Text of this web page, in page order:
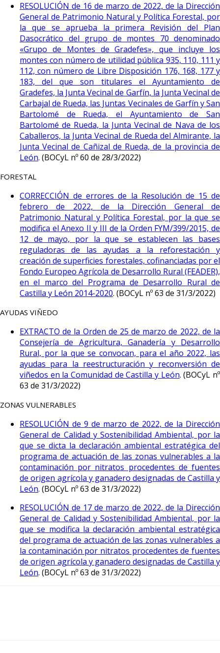
RESOLUCIÓN de 16 de marzo de 2022, de la Dirección
General de Patrimonio Natural y Política Forestal, por
la que se aprueba la primera Revisión del Plan
Dasocrático del grupo de montes 70 denominado
«Grupo de Montes de Gradefes», que incluye los
montes con número de utilidad pública 935, 110, 111 y
112, con número de Libre Disposición 176, 168, 177 y
183, del que son titulares el Ayuntamiento de
Gradefes, la Junta Vecinal de Garfín, la Junta Vecinal de
Carbajal de Rueda, las Juntas Vecinales de Garfín y San
Bartolomé de Rueda, el Ayuntamiento de San
Bartolomé de Rueda, la Junta Vecinal de Nava de los
Caballeros, la Junta Vecinal de Rueda del Almirante, la
Junta Vecinal de Cañizal de Rueda, de la provincia de
León. (BOCyL nº 60 de 28/3/2022)
FORESTAL
CORRECCIÓN de errores de la Resolución de 15 de
febrero de 2022, de la Dirección General de
Patrimonio Natural y Política Forestal, por la que se
modifica el Anexo II y III de la Orden FYM/399/2015, de
12 de mayo, por la que se establecen las bases
reguladoras de las ayudas a la reforestación y
creación de superficies forestales, cofinanciadas por el
Fondo Europeo Agrícola de Desarrollo Rural (FEADER),
en el marco del Programa de Desarrollo Rural de
Castilla y León 2014-2020. (BOCyL nº 63 de 31/3/2022)
AYUDAS VIÑEDO
EXTRACTO de la Orden de 25 de marzo de 2022, de la
Consejería de Agricultura, Ganadería y Desarrollo
Rural, por la que se convocan, para el año 2022, las
ayudas para la reestructuración y reconversión de
viñedos en la Comunidad de Castilla y León. (BOCyL nº
63 de 31/3/2022)
ZONAS VULNERABLES
RESOLUCIÓN de 9 de marzo de 2022, de la Dirección
General de Calidad y Sostenibilidad Ambiental, por la
que se dicta la declaración ambiental estratégica del
programa de actuación de las zonas vulnerables a la
contaminación por nitratos procedentes de fuentes
de origen agrícola y ganadero designadas de Castilla y
León. (BOCyL nº 63 de 31/3/2022)
RESOLUCIÓN de 17 de marzo de 2022, de la Dirección
General de Calidad y Sostenibilidad Ambiental, por la
que se modifica la declaración ambiental estratégica
del programa de actuación de las zonas vulnerables a
la contaminación por nitratos procedentes de fuentes
de origen agrícola y ganadero designadas de Castilla y
León. (BOCyL nº 63 de 31/3/2022)